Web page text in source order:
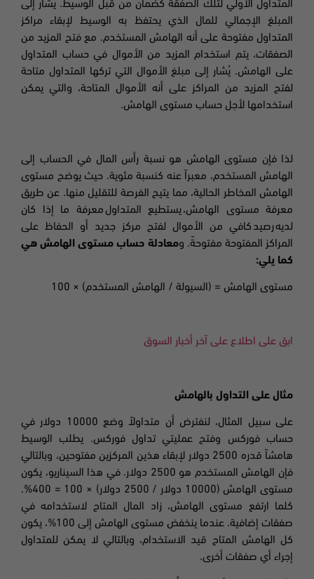
المتداول الأولي لتلك الصفقة كضمان من قبل الوسيط. يُشار إلى
المبلغ الإجمالي للمال الذي يحتفظ به الوسيط لإبقاء مراكز
المتداول مفتوحة على أنه الهامش المستخدم. مع فتح المزيد من
الصفقات، يتم استخدام المزيد من الأموال في حساب المتداول
على الهامش. يُشار إلى مبلغ الأموال التي تركها المتداول متاحة
لفتح المزيد من المراكز على أنه الأموال
المتاحة، والتي يمكن
استخدامها لأجل حساب مستوى الهامش.
لذا فإن مستوى الهامش هو نسبة رأس المال في الحساب إلى
الهامش المستخدم، معبراً عنه كنسبة مئوية. حيث يوضح مستوى
الهامش المخاطر الحالية، مما يتيح الفرصة للتقليل منها. عن طريق
معرفة مستوى الهامش، يستطيع المتداولمعرفة ما إذا كان
لديه رصيد كافي من الأموال لفتح مركز جديد أو الحفاظ على
المراكز المفتوحة مفتوحةً. ومعادلة حساب مستوى الهامش هي
كما يلي:
مستوى الهامش = (السيولة / الهامش المستخدم) × 100
ابق على اطلاع على آخر أخبار السوق
مثال على التداول بالهامش
على سبيل المثال، لنفترض أن متداولاً وضع 10000 دولار في
حساب فوركس وفتح عمليتي تداول فوركس. يطلب الوسيط
هامشاً قدره 2500 دولار لإبقاء هذين المركزين مفتوحين، وبالتالي
فإن الهامش المستخدم هو 2500 دولار. في هذا السيناريو، يكون
مستوى الهامش (10000 دولار / 2500 دولار) × 100 = 400
%
.
كلما ارتفع مستوى الهامش، زاد المال المتاح لاستخدامه في
صفقات إضافية. عندما ينخفض مستوى الهامش إلى 100
%، يكون
كل الهامش المتاح قيد الاستخدام، وبالتالي لا يمكن للمتداول
إجراء أي صفقات أخرى.